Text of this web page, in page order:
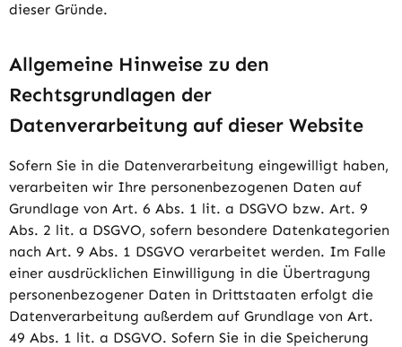
dieser Gründe.
Allgemeine Hinweise zu den
Rechtsgrundlagen der
Datenverarbeitung auf dieser Website
Sofern Sie in die Datenverarbeitung eingewilligt haben,
verarbeiten wir Ihre personenbezogenen Daten auf
Grundlage von Art. 6 Abs. 1 lit. a DSGVO bzw. Art. 9
Abs. 2 lit. a DSGVO, sofern besondere Datenkategorien
nach Art. 9 Abs. 1 DSGVO verarbeitet werden. Im Falle
einer ausdrücklichen Einwilligung in die Übertragung
personenbezogener Daten in Drittstaaten erfolgt die
Datenverarbeitung außerdem auf Grundlage von Art.
49 Abs. 1 lit. a DSGVO. Sofern Sie in die Speicherung